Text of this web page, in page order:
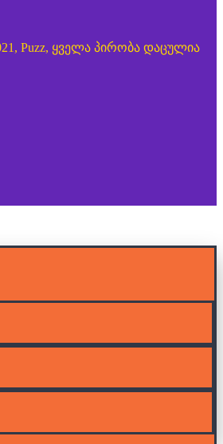
Puzz, ყველა პირობა დაცულია